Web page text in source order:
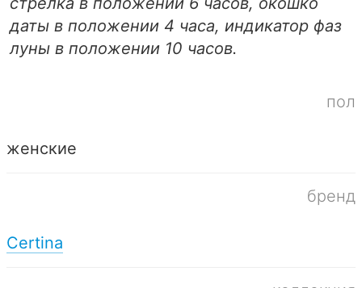
даты в положении 4 часа, индикатор фаз
луны в положении 10 часов.
пол
женские
бренд
Certina